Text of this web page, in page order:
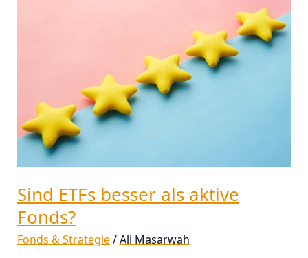
Sind ETFs besser als aktive
Fonds?
Fonds & Strategie/Ali Masarwah